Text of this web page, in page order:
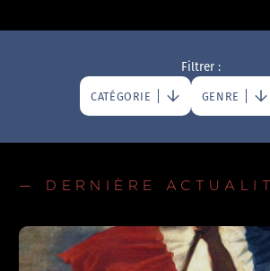
Filtrer :
CATÉGORIE GENRE
— DERNIÈRE